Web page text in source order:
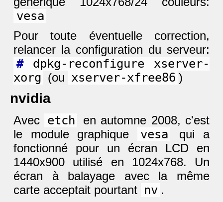
vesa
Pour toute éventuelle correction,
relancer la configuration du serveur:
#dpkg-reconfigure xserver-
xorg (ou xserver-xfree86 )
nvidia
Avec etch
en automne 2008, c'est
le module graphique
vesa
qui a
fonctionné pour un écran LCD en
1440x900 utilisé en 1024x768. Un
écran à balayage avec la même
carte acceptait pourtant nv .